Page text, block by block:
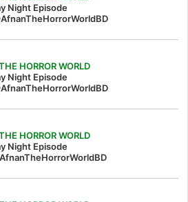
Night Episode
HORROR WORLD
Night Episode
HORROR WORLD
Night Episode